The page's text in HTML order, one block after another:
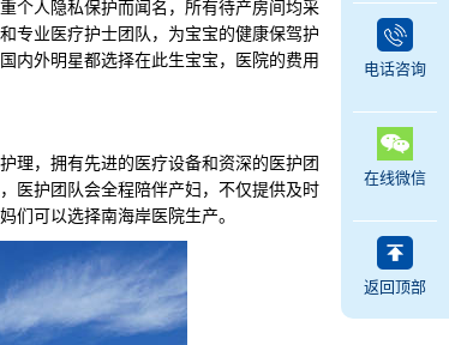
人隐私保护而闻名，所有待产房间均采
专业医疗护士团队，为宝宝的健康保驾护
内外明星都选择在此生宝宝，医院的费用
，拥有先进的医疗设备和资深的医护团
医护团队会全程陪伴产妇，不仅提供及时
们可以选择南海岸医院生产。
电话咨询
在线微信
返回顶部